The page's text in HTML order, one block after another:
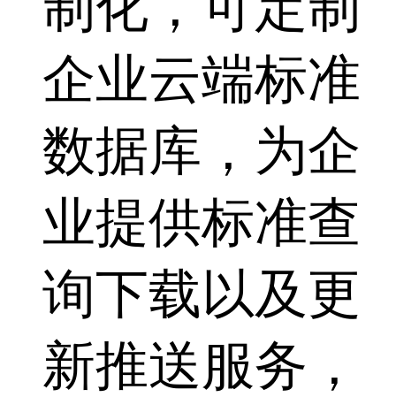
企业云端标准
数据库，为企
业提供标准查
询下载以及更
新推送服务，